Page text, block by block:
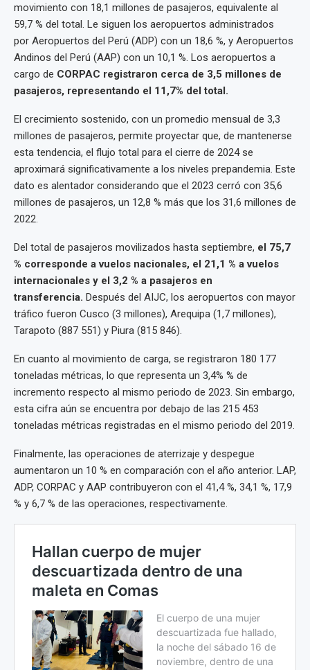
movimiento con 18,1 millones de pasajeros, equivalente al
59,7 % del total. Le siguen los aeropuertos administrados
por Aeropuertos del Perú (ADP) con un 18,6 %, y Aeropuertos
Andinos del Perú (AAP) con un 10,1 %. Los aeropuertos a
cargo de CORPAC registraron cerca de 3,5 millones de
pasajeros, representando el 11,7% del total.
El crecimiento sostenido, con un promedio mensual de 3,3
millones de pasajeros, permite proyectar que, de mantenerse
esta tendencia, el flujo total para el cierre de 2024 se
aproximará significativamente a los niveles prepandemia. Este
dato es alentador considerando que el 2023 cerró con 35,6
millones de pasajeros, un 12,8 % más que los 31,6 millones de
2022.
Del total de pasajeros movilizados hasta septiembre, el 75,7
% corresponde a vuelos nacionales, el 21,1 % a vuelos
internacionales y el 3,2 % a pasajeros en
transferencia. Después del AIJC, los aeropuertos con mayor
tráfico fueron Cusco (3 millones), Arequipa (1,7 millones),
Tarapoto (887 551) y Piura (815 846).
En cuanto al movimiento de carga, se registraron 180 177
toneladas métricas, lo que representa un 3,4% % de
incremento respecto al mismo periodo de 2023. Sin embargo,
esta cifra aún se encuentra por debajo de las 215 453
toneladas métricas registradas en el mismo periodo del 2019.
Finalmente, las operaciones de aterrizaje y despegue
aumentaron un 10 % en comparación con el año anterior. LAP,
ADP, CORPAC y AAP contribuyeron con el 41,4 %, 34,1 %, 17,9
% y 6,7 % de las operaciones, respectivamente.